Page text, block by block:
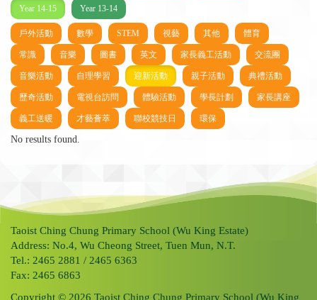
Year 14-15 Year 13-14
戶外活動 數學 STEM 視藝 其他 體育
常識 音樂 圖書 英文 家長義工活動 交流團
音樂活動 自理學習 迎新活動 親子活動 典禮活動
歷奇活動 電視台訪問 體驗活動 學長計劃 家長講座
義工送暖 才藝薈萃 聯校競技日 環保
No results found.
Taoist Ching Chung Primary School (Wu King Estate)
Address: No.4, Wu Cheong Street, Tuen Mun, N.T.
Tel.: 2465 2881 / 2465 6363
Fax: 2465 6863
Copyright © 2026 Taoist Ching Chung Primary School (Wu King